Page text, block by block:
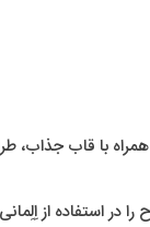
قاب جذاب،
استفاده از